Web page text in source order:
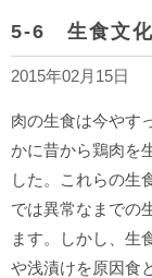
5-6 生食文化
2015年02月15日
肉の生食は今やす
かに昔から鶏肉を
した。これらの生
では異常なまでの
ます。しかし、生
や浅漬けを原因食